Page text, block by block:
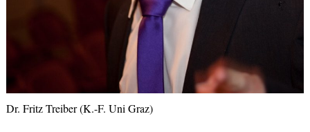
Dr. Fritz Treiber (K.-F. Uni Graz)